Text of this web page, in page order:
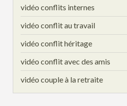
vidéo conflits internes
vidéo conflit au travail
vidéo conflit héritage
vidéo conflit avec des amis
vidéo couple à la retraite